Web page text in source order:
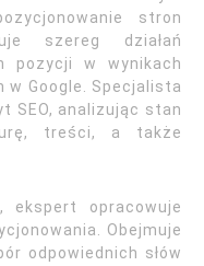
stron
szereg działań
pozycji w wynikach
Google. Specjalista
SEO, analizując stan
treści, a także
ekspert opracowuje
Obejmuje
odpowiednich słów